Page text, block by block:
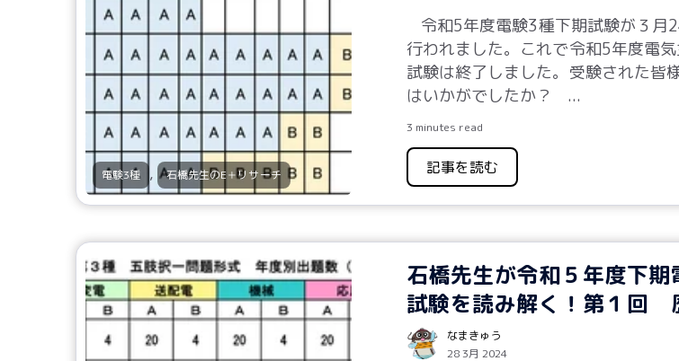
電験3種 , 石橋先生のE＋リサーチ
令和5年度電験3種下期試験が３月
行われました。これで令和5年度電
試験は終了しました。受験された皆
はいかがでしたか？
...
3 minutes read
記事を読む
石橋先生が令和５年度下期
試験を読み解く！第１回
なまきゅう
28 3月 2024